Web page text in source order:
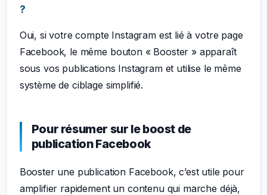
?
Oui, si votre compte Instagram est lié à votre page
Facebook, le même bouton « Booster » apparaît
sous vos publications Instagram et utilise le même
système de ciblage simplifié.
Pour résumer sur le boost de
publication Facebook
Booster une publication Facebook, c’est utile pour
amplifier rapidement un contenu qui marche déjà,